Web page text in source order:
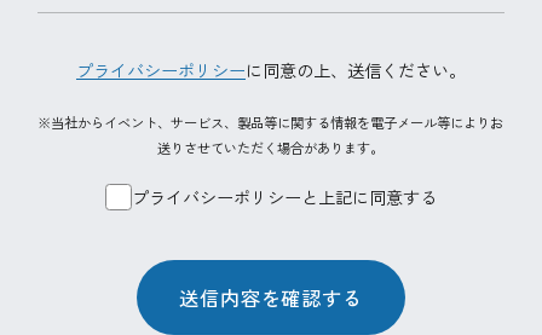
プライバシーポリシーに同意の上、 送信ください。
※当社からイベント、サービス、製品等に関する情報を電子メール等によりお
送りさせていただく場合があります。
プライバシーポリシーと上記に同意する
送信内容を確認する